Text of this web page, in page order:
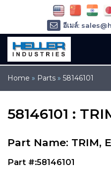
Home » Parts » 58146101
58146101 :
Part Name: TRIM,
Part #:58146101
อีเมล์:
อีเมล์:
โทรศัพท์ :